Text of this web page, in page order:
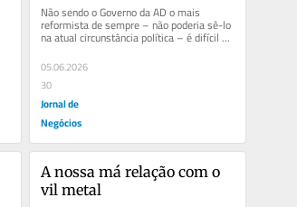
Não sendo o Governo da AD o mais
reformista de sempre – não poderia sê-lo
na atual circunstância política – é difícil
05.06.2026
30
Jornal de
Negócios
A nossa má relação com o
vil metal